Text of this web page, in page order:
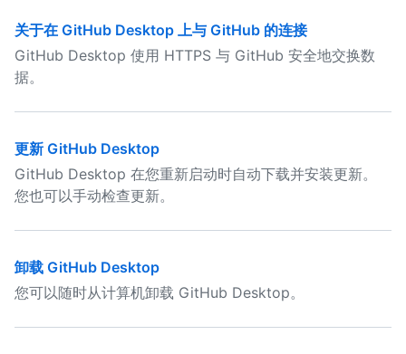
关于在 GitHub Desktop 上与 GitHub 的连接
GitHub Desktop 使用 HTTPS 与 GitHub 安全地交换数
据。
更新 GitHub Desktop
GitHub Desktop 在您重新启动时自动下载并安装更新。
您也可以手动检查更新。
卸载 GitHub Desktop
您可以随时从计算机卸载 GitHub Desktop。